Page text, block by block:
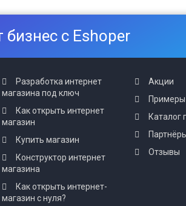
бизнес с Eshoper
Разработка интернет
магазина под ключ
Как открыть интернет
магазин
Купить магазин
Конструктор интернет
магазина
Как открыть интернет-
магазин с нуля?
Акции
Примеры
Каталог
Отзывы